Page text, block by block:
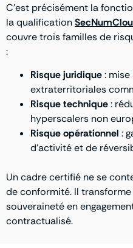
C’est précisément la
la qualification
couvre trois familles de
:
Risque juridique:
extraterritoriales
Risque technique:
hyperscalers non
Risque opérationnel :
d’activité et de
Un cadre certifié ne se
de conformité. Il
souveraineté en
contractualisé.